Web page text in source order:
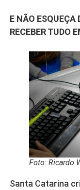
E NÃO ESQUEÇA
RECEBER TUDO
Foto: Ricardo
Santa Catarina